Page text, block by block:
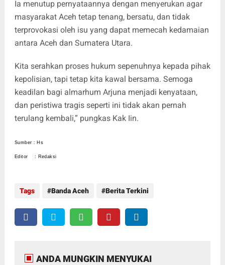
Ia menutup pernyataannya dengan menyerukan agar
masyarakat Aceh tetap tenang, bersatu, dan tidak
terprovokasi oleh isu yang dapat memecah kedamaian
antara Aceh dan Sumatera Utara.
Kita serahkan proses hukum sepenuhnya kepada pihak
kepolisian, tapi tetap kita kawal bersama. Semoga
keadilan bagi almarhum Arjuna menjadi kenyataan,
dan peristiwa tragis seperti ini tidak akan pernah
terulang kembali,” pungkas Kak Iin.
Sumber : Hs
Editor : Redaksi
Tags Banda Aceh Berita Terkini
ANDA MUNGKIN MENYUKAI